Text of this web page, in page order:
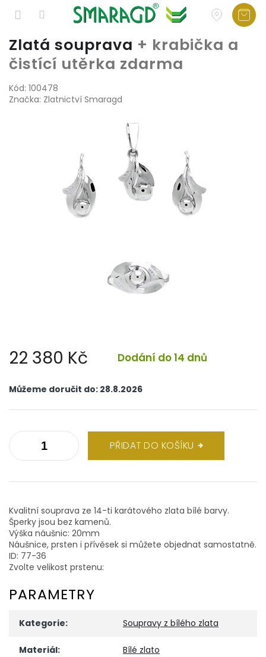
Přejít
na
obsah
Zlatá souprava + krabička a
čistící utěrka zdarma
Kód: 100478
Značka: Zlatnictví Smaragd
22 380 Kč Dodání do 14 dnů
cena:
Můžeme doručit do: 28.8.2026
PŘIDAT DO KOŠÍKU
Kvalitní souprava ze 14-ti karátového zlata bílé barvy.
Šperky jsou bez kamenů.
Výška náušnic: 20mm
Náušnice, prsten i přívěsek si můžete objednat samostatně.
ID: 77-36
Zvolte velikost prstenu:
PARAMETRY
Kategorie: Soupravy z bílého zlata
Materiál: Bílé zlato